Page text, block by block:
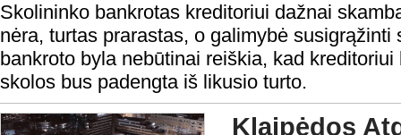
Skolininko bankrotas kreditoriui dažnai
nėra, turtas prarastas, o galimybė susigrąžinti
bankroto byla nebūtinai reiškia, kad
skolos bus padengta iš likusio turto.
Klaipėdos